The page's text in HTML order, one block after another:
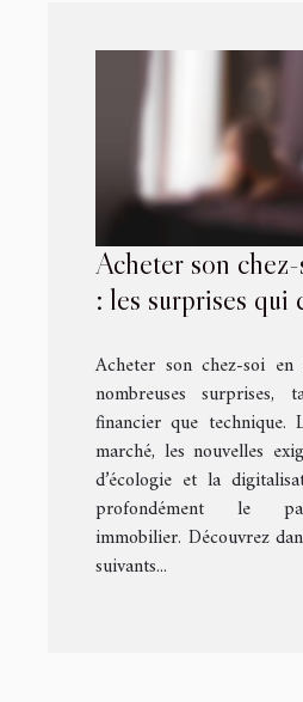
Acheter son
: les surprises qui
Acheter son chez-soi
nombreuses
financier que technique.
marché, les nouvelles
d’écologie et la
profondément le
immobilier. Découvrez
suivants...